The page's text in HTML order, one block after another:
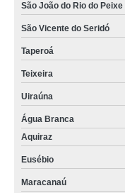
coworking compartilhado
locação de coworking
locação de coworking
locação de coworking para
onde tem coworking
coworking de advogados
onde tem coworking
coworking advogados
São João do Rio do Peixe
São Vicente do Seridó
Taperoá
Teixeira
Uiraúna
Água Branca
Aquiraz
Eusébio
Maracanaú